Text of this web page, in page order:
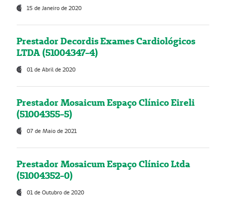
15 de Janeiro de 2020
Prestador Decordis Exames Cardiológicos
LTDA (51004347-4)
01 de Abril de 2020
Prestador Mosaicum Espaço Clínico Eireli
(51004355-5)
07 de Maio de 2021
Prestador Mosaicum Espaço Clínico Ltda
(51004352-0)
01 de Outubro de 2020